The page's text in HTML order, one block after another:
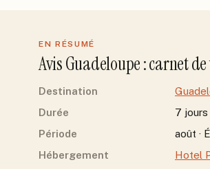
EN RÉSUMÉ
AvisGuadeloupe: carnet
Destination
Durée
7 jours
Période
août ·
Hébergement
Hotel